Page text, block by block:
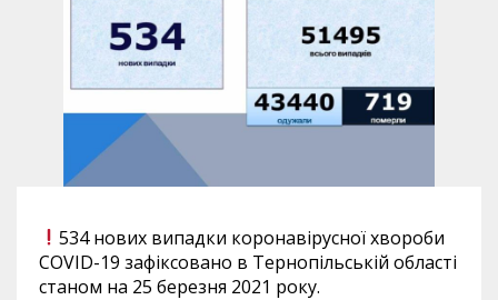
534 нових випадки коронавірусної хвороби
COVID-19 зафіксовано в Тернопільській області
станом на 25 березня 2021 року.